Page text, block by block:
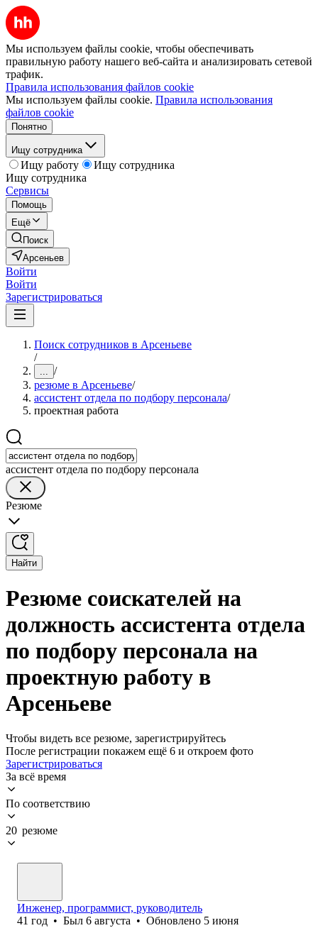
Мы используем файлы cookie, чтобы обеспечивать
правильную работу нашего веб-сайта и анализировать сетевой
трафик.
Правила использования файлов cookie
Мы используем файлы cookie. Правила использования
файлов cookie
Понятно
Ищу сотрудника
Ищу работу
Ищу сотрудника
Ищу сотрудника
Сервисы
Помощь
Ещё
Поиск
Арсеньев
Войти
Войти
Зарегистрироваться
Поиск сотрудников в Арсеньеве
/
... /
резюме в Арсеньеве/
ассистент отдела по подбору персонала/
проектная работа
ассистент отдела по подбору персонала
Резюме
Найти
Резюме соискателей на
должность ассистента отдела
по подбору персонала на
проектную работу в
Арсеньеве
Чтобы видеть все резюме, зарегистрируйтесь
После регистрации покажем ещё 6 и откроем фото
Зарегистрироваться
За всё время
По соответствию
20 резюме
Инженер, программист, руководитель
41 год • Был 6 августа • Обновлено 5 июня